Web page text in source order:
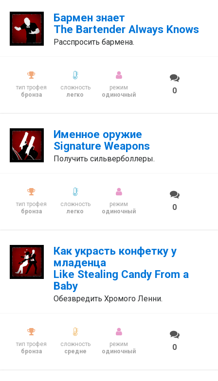
Бармен знает
The Bartender Always Knows
Расспросить бармена.
тип трофея
бронза
сложность
легко
режим
одиночный
0
Именное оружие
Signature Weapons
Получить сильверболлеры.
тип трофея
бронза
сложность
легко
режим
одиночный
0
Как украсть конфетку у
младенца
Like Stealing Candy From a
Baby
Обезвредить Хромого Ленни.
тип трофея
бронза
сложность
средне
режим
одиночный
0